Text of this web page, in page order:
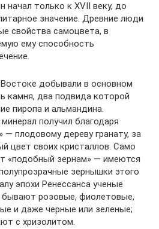
начал только к XVII веку, до
значение. Древние люди
свойства самоцвета, в
ему способность
добывали в основном
камня, два подвида которой
пиропа и альмандина.
получил благодаря
— плодовому дереву гранату, за
цвет своих кристаллов. Само
«подобный зернам» — имеются
зернышки этого
эпохи Ренессанса ученые
бывают розовые, фиолетовые,
и даже черные или зеленые;
с хризолитом.